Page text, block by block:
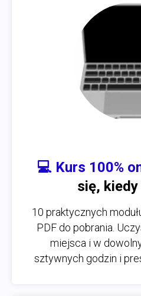
💻 Kurs 100%
się,
10 praktycznych
PDF do pobrania.
miejsca i w
sztywnych godzin i